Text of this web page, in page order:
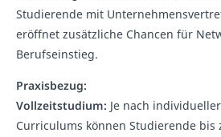
Studierende mit
eröffnet zusätzliche Chancen für
Berufseinstieg.
Praxisbezug:
Vollzeitstudium: Je nach
Curriculums können Studierende bis